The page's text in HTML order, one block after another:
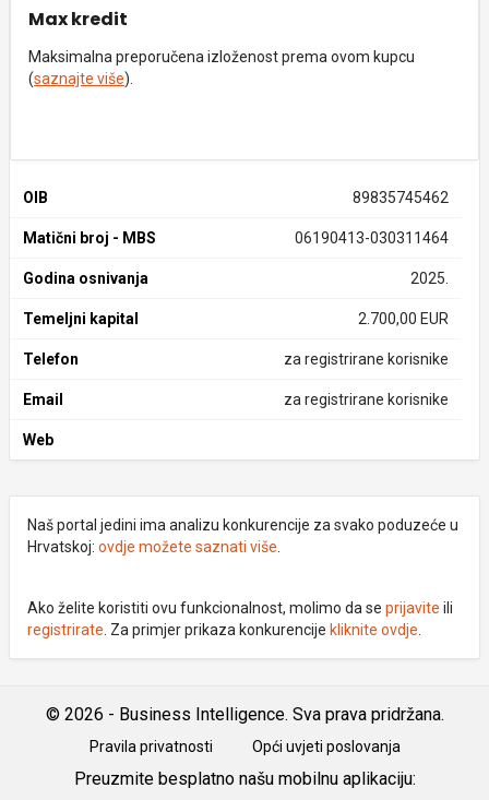
Max kredit
Maksimalna preporučena izloženost prema ovom kupcu
(saznajte više).
OIB 89835745462
Matični broj - MBS 06190413-030311464
Godina osnivanja 2025.
Temeljni kapital 2.700,00 EUR
Telefon za registrirane korisnike
Email za registrirane korisnike
Web
Naš portal jedini ima analizu konkurencije za svako poduzeće u
Hrvatskoj: ovdje možete saznati više
Ako želite koristiti ovu funkcionalnost, molimo da se prijavite ili
registrirate . Za primjer prikaza konkurencije kliknite ovdje
© 2026 - Business Intelligence. Sva prava pridržana.
Pravila privatnosti Opći uvjeti poslovanja
Preuzmite besplatno našu mobilnu aplikaciju: